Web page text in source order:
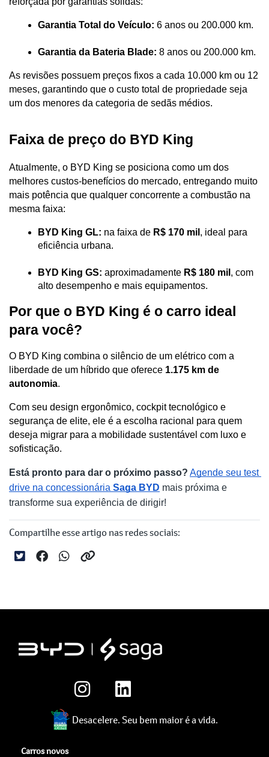
Garantia Total do Veículo: 6 anos ou 200.000 km.
Garantia da Bateria Blade: 8 anos ou 200.000 km.
As revisões possuem preços fixos a cada 10.000 km ou 12
meses, garantindo que o custo total de propriedade seja
um dos menores da categoria de sedãs médios.
Faixa de preço do BYD King
Atualmente, o BYD King se posiciona como um dos
melhores custos-benefícios do mercado, entregando muito
mais potência que qualquer concorrente a combustão na
mesma faixa:
BYD King GL: na faixa de R$ 170 mil , ideal para
eficiência urbana.
BYD King GS: aproximadamente R$ 180 mil , com
alto desempenho e mais equipamentos.
Por que o BYD King é o carro ideal
para você?
O BYD King combina o silêncio de um elétrico com a
liberdade de um híbrido que oferece 1.175 km de
autonomia.
Com seu design ergonômico, cockpit tecnológico e
segurança de elite, ele é a escolha racional para quem
deseja migrar para a mobilidade sustentável com luxo e
sofisticação.
Está pronto para dar o próximo passo? Agende seu test
drive na concessionária Saga BYD mais próxima e
transforme sua experiência de dirigir!
Compartilhe esse artigo nas redes sociais:
Desacelere. Seu bem maior é a vida.
Carros novos